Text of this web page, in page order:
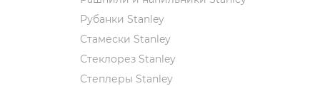
Рубанки Stanley
Стамески Stanley
Стеклорез Stanley
Степлеры Stanley